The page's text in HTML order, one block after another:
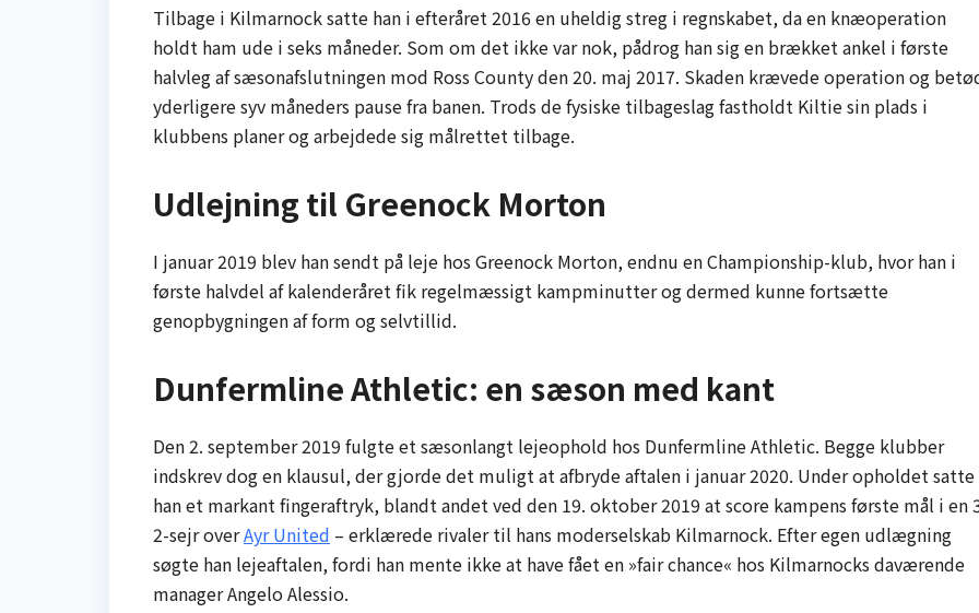
Tilbage i Kilmarnock satte han i efteråret 2016 en uheldig streg i regnskabet, da en knæoperation
holdt ham ude i seks måneder. Som om det ikke var nok, pådrog han sig en brækket ankel i første
halvleg af sæsonafslutningen mod Ross County den 20. maj 2017. Skaden krævede operation og
yderligere syv måneders pause fra banen. Trods de fysiske tilbageslag fastholdt Kiltie sin plads i
klubbens planer og arbejdede sig målrettet tilbage.
Udlejning til Greenock Morton
I januar 2019 blev han sendt på leje hos Greenock Morton, endnu en Championship-klub, hvor han i
første halvdel af kalenderåret fik regelmæssigt kampminutter og dermed kunne fortsætte
genopbygningen af form og selvtillid.
Dunfermline Athletic: en sæson med kant
Den 2. september 2019 fulgte et sæsonlangt lejeophold hos Dunfermline Athletic. Begge klubber
indskrev dog en klausul, der gjorde det muligt at afbryde aftalen i januar 2020. Under opholdet satte
han et markant fingeraftryk, blandt andet ved den 19. oktober 2019 at score kampens første mål i en
2-sejr overAyr United – erklærede rivaler til hans moderselskab Kilmarnock. Efter egen udlægning
søgte han lejeaftalen, fordi han mente ikke at have fået en »fair chance« hos Kilmarnocks daværende
manager Angelo Alessio.